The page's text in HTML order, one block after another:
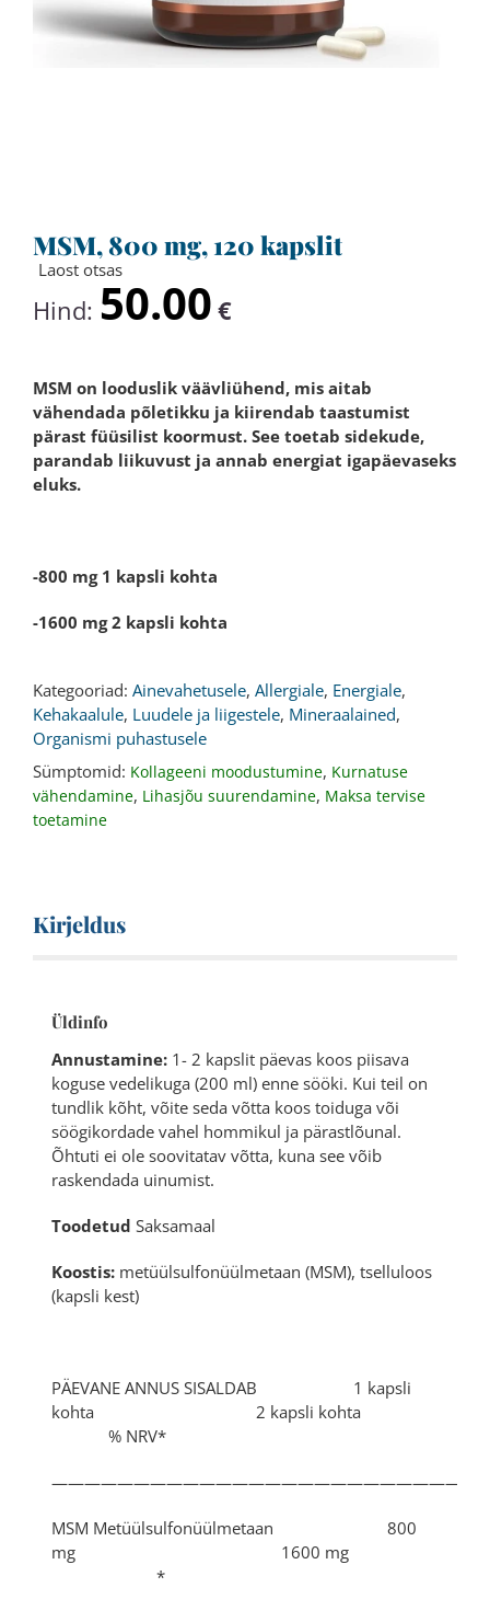
MSM, 800 mg, 120 kapslit
Laost otsas
Hind: 50.00 €
MSM on looduslik väävliühend, mis aitab
vähendada põletikku ja kiirendab taastumist
pärast füüsilist koormust. See toetab sidekude,
parandab liikuvust ja annab energiat igapäevaseks
eluks.
-800 mg 1 kapsli kohta
-1600 mg 2 kapsli kohta
Kategooriad: Ainevahetusele, Allergiale, Energiale,
Kehakaalule, Luudele ja liigestele, Mineraalained,
Organismi puhastusele
Sümptomid: Kollageeni moodustumine, Kurnatuse
vähendamine, Lihasjõu suurendamine, Maksa tervise
toetamine
Kirjeldus
Üldinfo
Annustamine:1- 2 kapslit päevas koos piisava
koguse vedelikuga (200 ml) enne sööki. Kui teil on
tundlik kõht, võite seda võtta koos toiduga või
söögikordade vahel hommikul ja pärastlõunal.
Õhtuti ei ole soovitatav võtta, kuna see võib
raskendada uinumist.
Toodetud Saksamaal
Koostis:metüülsulfonüülmetaan (MSM), tselluloos
(kapsli kest)
PÄEVANE ANNUS SISALDAB 1 kapsli
kohta 2 kapsli kohta
% NRV*
MSM Metüülsulfonüülmetaan 800
mg 1600 mg
*